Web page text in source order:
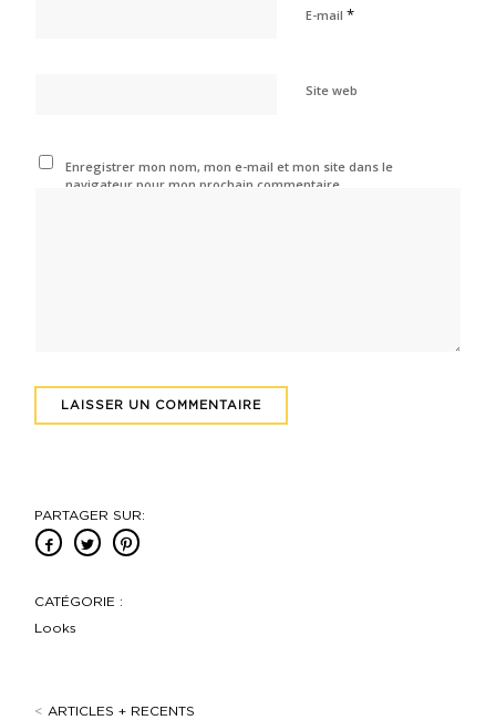
E-mail*
Site web
Enregistrer mon nom, mon e-mail et mon site dans le
navigateur pour mon prochain commentaire.
PARTAGER SUR:
CATÉGORIE :
Looks
< ARTICLES + RECENTS